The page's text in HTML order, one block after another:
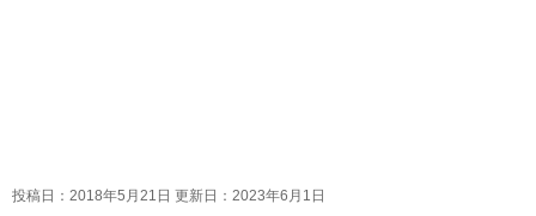
投稿日：2018年5月21日 更新日： 2023年6月1日